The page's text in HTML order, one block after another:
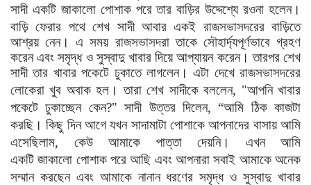
সাদী একটি জাকালো পোশাক পরে তার বাড়ির উদ্দেশ্যে রওনা হলেন।
বাড়ি ফেরার পথে শেখ সাদী আবার একই রাজসভাসদরের বাড়িতে
আশ্রয় নেন। এ সময় রাজসভাসদরা তাকে সৌহার্দ্যপূর্ণভাবে গ্রহণ
করেন এবং সমৃদ্ধ ও সুস্বাদু খাবার দিয়ে আপ্যায়ন করেন। তারপর শেখ
সাদী তার খাবার পকেটে ঢুকাতে লাগলেন। এটা দেখে রাজসভাসদরের
লোকেরা খুব অবাক হল। তারা শেখ সাদীকে বললেন, "আপনি খাবার
পকেটে ঢুকাচ্ছেন কেন?"সাদী উত্তর দিলেন, “আমি ঠিক কাজটা
করছি। কিছু দিন আগে যখন সাদামাটা পোশাকে আপনাদের বাসায় আমি
এসেছিলাম, কেউ আমাকে পাত্তা দেয়নি। এখন
আমি
একটি জাকালো পোশাক পরে আছি এবং আপনারা সবাই আমাকে অনেক
সম্মান করছেন এবং আমাকে নানান ধরণের সমৃদ্ধ ও সুস্বাদু খাবার